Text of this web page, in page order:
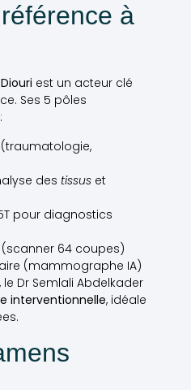
à
est un acteur clé
Ses 5 pôles
des tissuset
pour diagnostics
64 coupes)
(mammographe IA)
le Dr Semlali Abdelkader
interventionnelle, idéale